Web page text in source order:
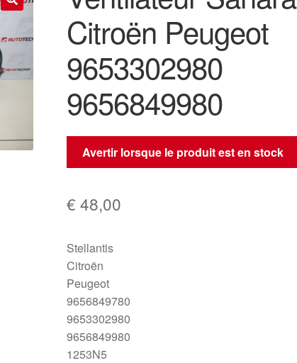
Citroën Peugeot
9653302980
9656849980
Avertir lorsque le produit est en stock
€ 48,00
Stellantis
Citroën
Peugeot
9656849780
9653302980
9656849980
1253N5